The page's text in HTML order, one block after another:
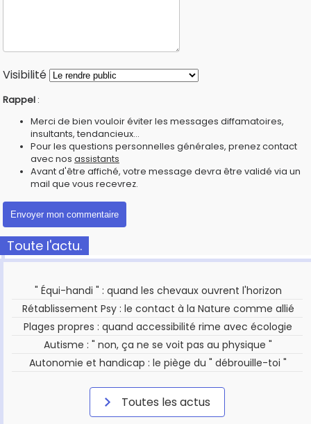
Visibilité
Rappel :
Merci de bien vouloir éviter les messages diffamatoires,
insultants, tendancieux...
Pour les questions personnelles générales, prenez contact
avec nos assistants
Avant d'être affiché, votre message devra être validé via un
mail que vous recevrez.
Toute l'actu.
" Équi-handi " : quand les chevaux ouvrent l'horizon
Rétablissement Psy : le contact à la Nature comme allié
Plages propres : quand accessibilité rime avec écologie
Autisme : " non, ça ne se voit pas au physique "
Autonomie et handicap : le piège du " débrouille-toi "
Toutes les actus